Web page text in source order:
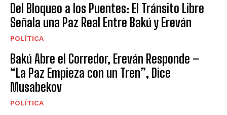
Del Bloqueo a los Puentes: El Tránsito Libre
Señala una Paz Real Entre Bakú y Ereván
POLÍTICA
Bakú Abre el Corredor, Ereván Responde –
“La Paz Empieza con un Tren”, Dice
Musabekov
POLÍTICA